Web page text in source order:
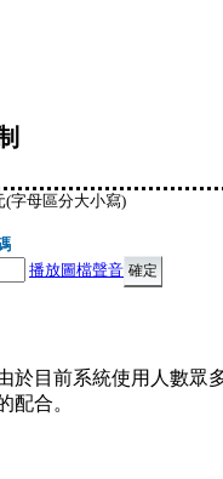
(字母區分大小寫)
播放圖檔聲音
於目前系統使用人數眾
配合。